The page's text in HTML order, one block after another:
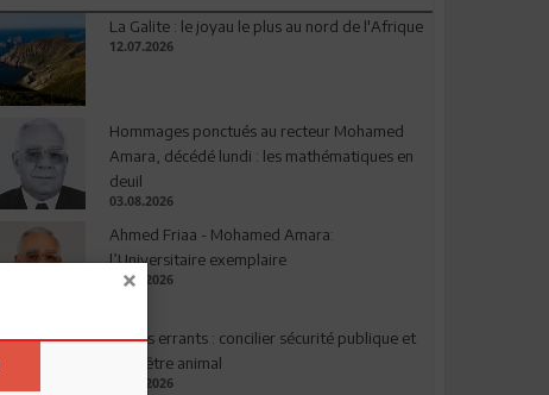
La Galite : le joyau le plus au nord de l'Afrique
12.07.2026
Hommages ponctués au recteur Mohamed
Amara, décédé lundi : les mathématiques en
deuil
03.08.2026
Ahmed Friaa - Mohamed Amara:
l’Universitaire exemplaire
04.08.2026
Chiens errants : concilier sécurité publique et
bien-être animal
17.07.2026